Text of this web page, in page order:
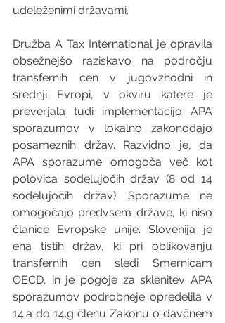
udeleženimi državami.
Družba A Tax International je opravila
obsežnejšo raziskavo na področju
transfernih cen v jugovzhodni in
srednji Evropi, v okviru katere je
preverjala tudi implementacijo APA
sporazumov v lokalno zakonodajo
posameznih držav. Razvidno je, da
APA sporazume omogoča več kot
polovica sodelujočih držav (8 od 14
sodelujočih držav). Sporazume ne
omogočajo predvsem države, ki niso
članice Evropske unije. Slovenija je
ena tistih držav, ki pri oblikovanju
transfernih cen sledi Smernicam
OECD, in je pogoje za sklenitev APA
sporazumov podrobneje opredelila v
14.a do 14.g členu Zakonu o davčnem